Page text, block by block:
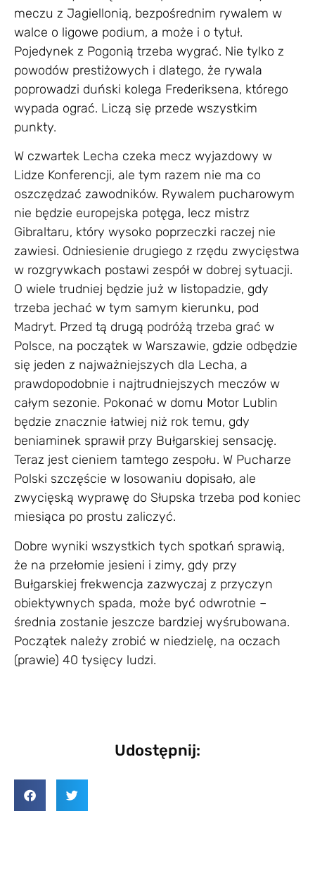
meczu z Jagiellonią, bezpośrednim rywalem w
walce o ligowe podium, a może i o tytuł.
Pojedynek z Pogonią trzeba wygrać. Nie tylko z
powodów prestiżowych i dlatego, że rywala
poprowadzi duński kolega Frederiksena, którego
wypada ograć. Liczą się przede wszystkim
punkty.
W czwartek Lecha czeka mecz wyjazdowy w
Lidze Konferencji, ale tym razem nie ma co
oszczędzać zawodników. Rywalem pucharowym
nie będzie europejska potęga, lecz mistrz
Gibraltaru, który wysoko poprzeczki raczej nie
zawiesi. Odniesienie drugiego z rzędu zwycięstwa
w rozgrywkach postawi zespół w dobrej sytuacji.
O wiele trudniej będzie już w listopadzie, gdy
trzeba jechać w tym samym kierunku, pod
Madryt. Przed tą drugą podróżą trzeba grać w
Polsce, na początek w Warszawie, gdzie odbędzie
się jeden z najważniejszych dla Lecha, a
prawdopodobnie i najtrudniejszych meczów w
całym sezonie. Pokonać w domu Motor Lublin
będzie znacznie łatwiej niż rok temu, gdy
beniaminek sprawił przy Bułgarskiej sensację.
Teraz jest cieniem tamtego zespołu. W Pucharze
Polski szczęście w losowaniu dopisało, ale
zwycięską wyprawę do Słupska trzeba pod koniec
miesiąca po prostu zaliczyć.
Dobre wyniki wszystkich tych spotkań sprawią,
że na przełomie jesieni i zimy, gdy przy
Bułgarskiej frekwencja zazwyczaj z przyczyn
obiektywnych spada, może być odwrotnie –
średnia zostanie jeszcze bardziej wyśrubowana.
Początek należy zrobić w niedzielę, na oczach
(prawie) 40 tysięcy ludzi.
Udostępnij: